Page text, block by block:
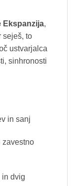
Ekspanzija,
seješ, to
ustvarjalca
sinhronosti
in sanj
zavestno
in dvig